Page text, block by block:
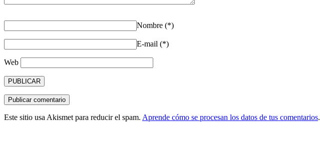
Nombre (*)
E-mail (*)
Web
Este sitio usa Akismet para reducir el spam. Aprende cómo se procesan los datos de tus comentarios.